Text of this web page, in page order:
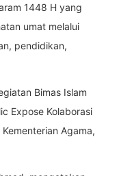
1448 H yang
umat melalui
pendidikan,
Bimas Islam
Expose Kolaborasi
Agama,